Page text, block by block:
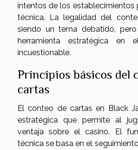
intentos de los establecimientos
técnica. La legalidad del
siendo un tema debatido,
herramienta estratégica en
incuestionable.
Principios básicos del
cartas
El conteo de cartas en Black
estratégica que permite al
ventaja sobre el casino. El
técnica se basa en el